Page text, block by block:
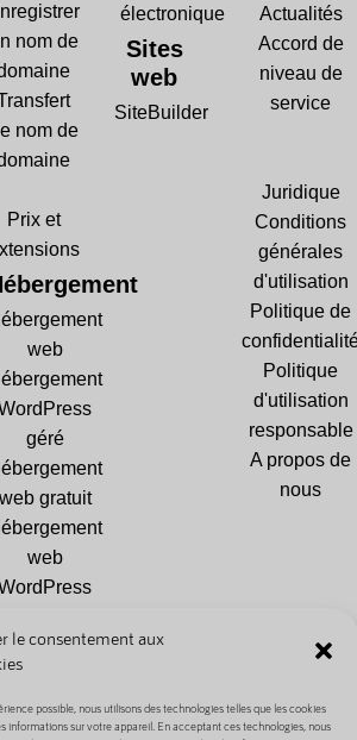
le consentement aux
possible, nous utilisons des technologies telles que les cookies
informations sur votre appareil. En acceptant ces technologies, nous
nom de
nom de
Prix et
web
géré
web gratuit
web
Drupal
électronique
Sites
web
SiteBuilder
Actualités
Accord de
niveau de
service
Juridique
Conditions
générales
d'utilisation
Politique de
Politique
d'utilisation
responsable
A propos de
nous